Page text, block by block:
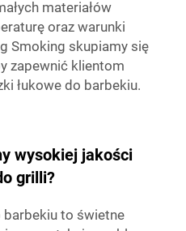
materiałów
oraz warunki
Smoking skupiamy się
zapewnić klientom
łukowe do barbekiu.
wysokiej jakości
grilli?
barbekiu to świetne